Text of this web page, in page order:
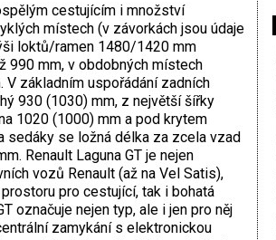
cestujícím i množství
místech (v závorkách jsou údaje
loktů/ramen 1480/1420 mm
990 mm, v obdobných místech
základním uspořádání zadních
930 (1030) mm, z největší šířky
1020 (1000) mm a pod krytem
sedáky se ložná délka za zcela vzad
Renault Laguna GT je nejen
vozů Renault (až na Vel Satis),
pro cestující, tak i bohatá
označuje nejen typ, ale i jen pro něj
zamykání s elektronickou